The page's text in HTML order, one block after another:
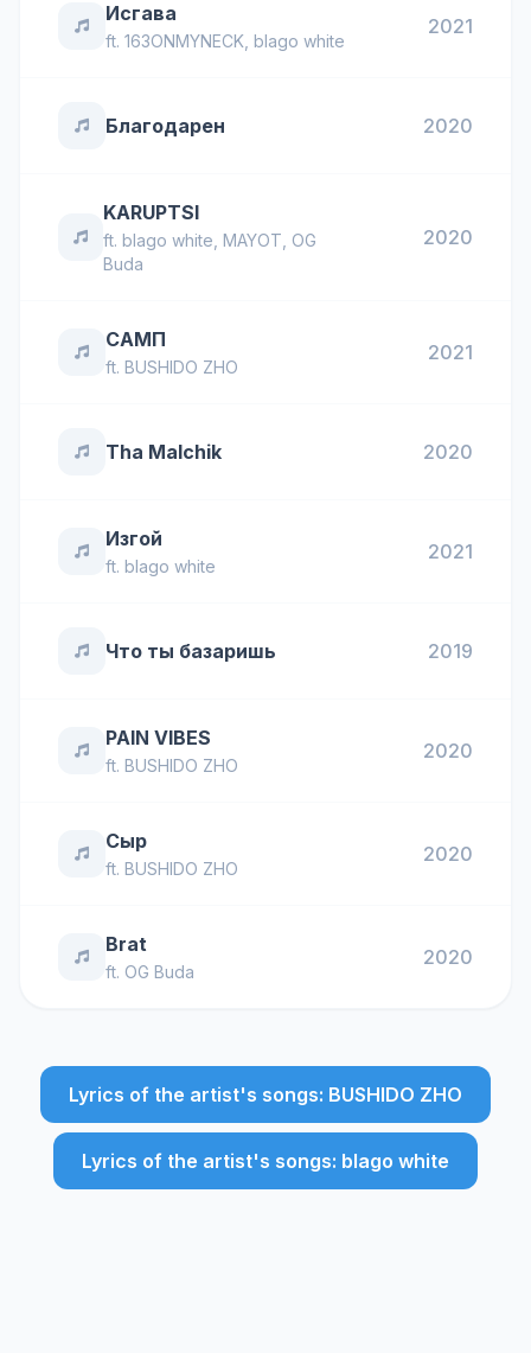
Исгава
ft. 163ONMYNECK blago white
2021
Благодарен 2020
KARUPTSI
ft. blago white MAYOT OG
Buda
2020
САМП
ft. BUSHIDO ZHO
2021
Tha Malchik 2020
Изгой
ft. blago white
2021
Что ты базаришь 2019
PAIN VIBES
ft. BUSHIDO ZHO
2020
Сыр
ft. BUSHIDO ZHO
2020
Brat
ft. OG Buda
2020
Lyrics of the artist's songs: BUSHIDO ZHO
Lyrics of the artist's songs: blago white